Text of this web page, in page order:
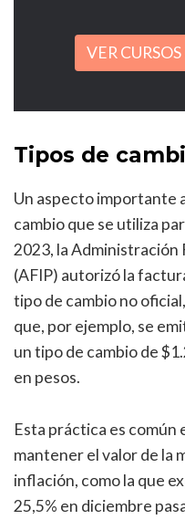
VER
Tipos de
Un aspecto importante
cambio que se utiliza
2023, la Administración
(AFIP) autorizó la
tipo de cambio no
que, por ejemplo, se
un tipo de cambio de
en pesos.
Esta práctica es
mantener el valor de la
inflación, como la que
25,5% en diciembre